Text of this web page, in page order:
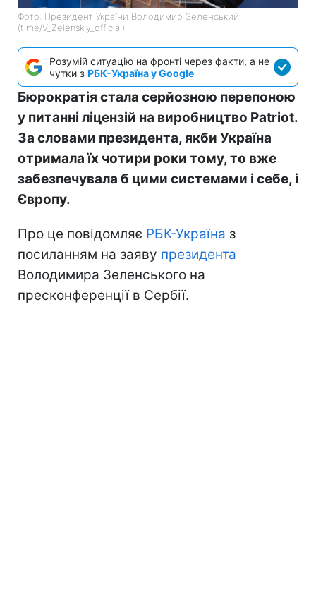
Фото: Президент України Володимир Зеленський
(t.me/V_Zelenskiy_official)
Розумій ситуацію на фронті через факти, а не
чутки з РБК-Україна у Google
Бюрократія стала серйозною перепоною
у питанні ліцензій на виробництво Patriot.
За словами президента, якби Україна
отримала їх чотири роки тому, то вже
забезпечувала б цими системами і себе, і
Європу.
Про це повідомляє РБК-Україна з
посиланням на заяву президента
Володимира Зеленського на
пресконференції в Сербії.